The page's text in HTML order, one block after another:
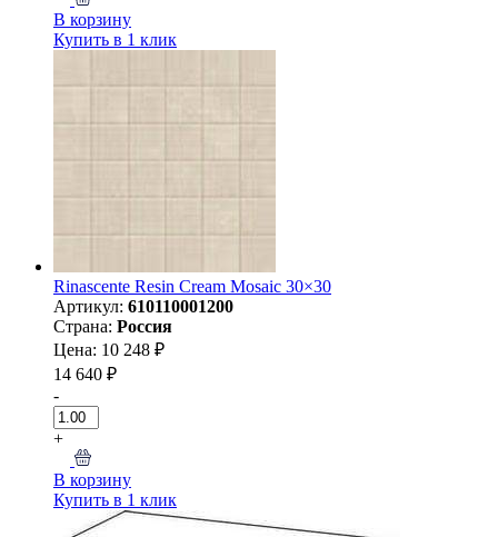
В корзину
Купить в 1 клик
Rinascente Resin Cream Mosaic 30×30
Артикул: 610110001200
Страна: Россия
Цена: 10 248 ₽
14 640 ₽
-
+
В корзину
Купить в 1 клик